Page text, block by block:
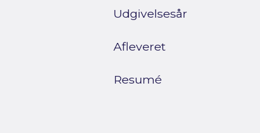
Udgivelsesår
Afleveret
Resumé